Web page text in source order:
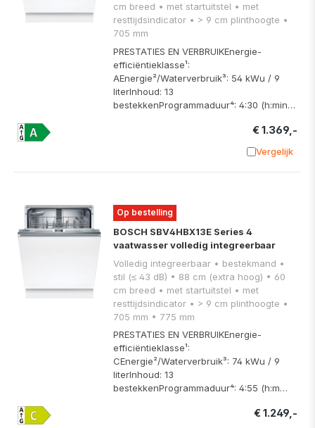
cm breed • met startuitstel • met
resttijdsindicator • > 9 cm plinthoogte •
705 mm
PRESTATIES EN VERBRUIKEnergie-
efficiëntieklasse¹:
AEnergie²/Waterverbruik³: 54 kWu / 9
literInhoud: 13
bestekkenProgrammaduur⁴: 4:30 (h:min…
€ 1.369,-
Vergelijk
Op bestelling
BOSCH SBV4HBX13E Series 4
vaatwasser volledig integreerbaar
Volledig integreerbaar • bestekmand •
stil (≤ 43 dB) • 88 cm (extra hoog) • 60
cm breed • met startuitstel • met
resttijdsindicator • > 9 cm plinthoogte •
705 mm • 775 mm
PRESTATIES EN VERBRUIKEnergie-
efficiëntieklasse¹:
CEnergie²/Waterverbruik³: 74 kWu / 9
literInhoud: 13
bestekkenProgrammaduur⁴: 4:55 (h:m…
€ 1.249,-